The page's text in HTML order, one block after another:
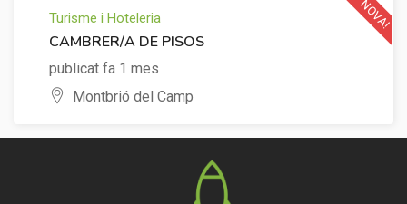
Turisme i Hoteleria
CAMBRER/A DE PISOS
publicat fa 1 mes
Montbrió del Camp
NOVA!